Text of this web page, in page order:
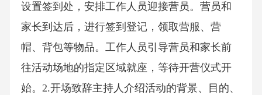
设置签到处，安排工作人员迎接营员。营员和
家长到达后，进行签到登记，领取营服、营
帽、背包等物品。工作人员引导营员和家长前
往活动场地的指定区域就座，等待开营仪式开
始。2.开场致辞主持人介绍活动的背景、目的、